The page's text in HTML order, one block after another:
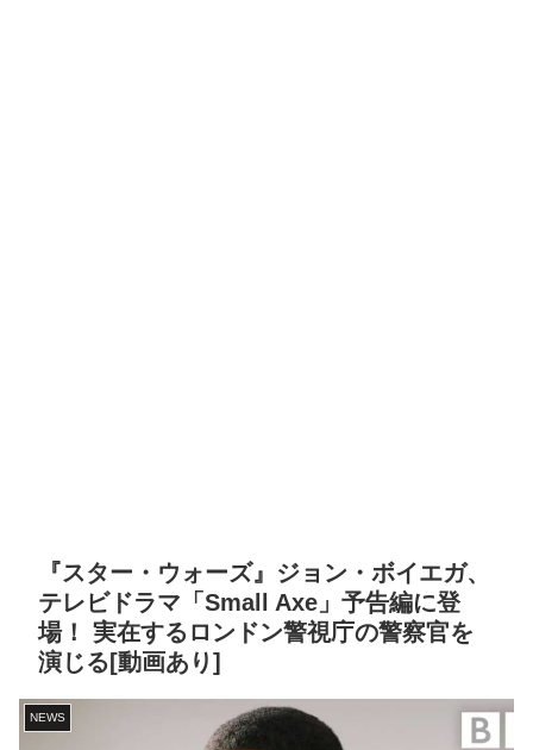
『スター・ウォーズ』ジョン・ボイエガ、
テレビドラマ「Small Axe」予告編に登
場！ 実在するロンドン警視庁の警察官を
演じる[動画あり]
NEWS